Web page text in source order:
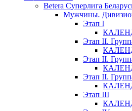
Betera Суперлига
Мужчины.
Этап I
Этап II.
Этап II.
Этап II.
Этап III